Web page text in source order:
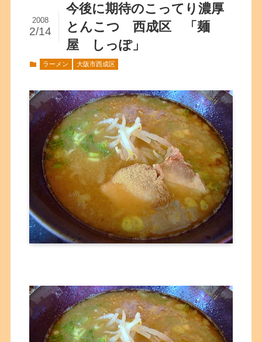
今後に期待のこってり濃厚
とんこつ 西成区 「麺
屋 しっぽ」
2008
2/14
ラーメン 大阪市西成区